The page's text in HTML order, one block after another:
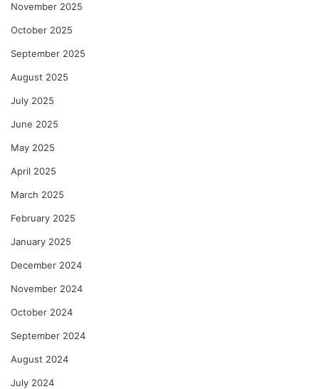
November 2025
October 2025
September 2025
August 2025
July 2025
June 2025
May 2025
April 2025
March 2025
February 2025
January 2025
December 2024
November 2024
October 2024
September 2024
August 2024
July 2024